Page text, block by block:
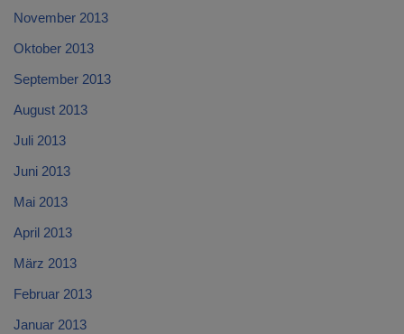
November 2013
Oktober 2013
September 2013
August 2013
Juli 2013
Juni 2013
Mai 2013
April 2013
März 2013
Februar 2013
Januar 2013